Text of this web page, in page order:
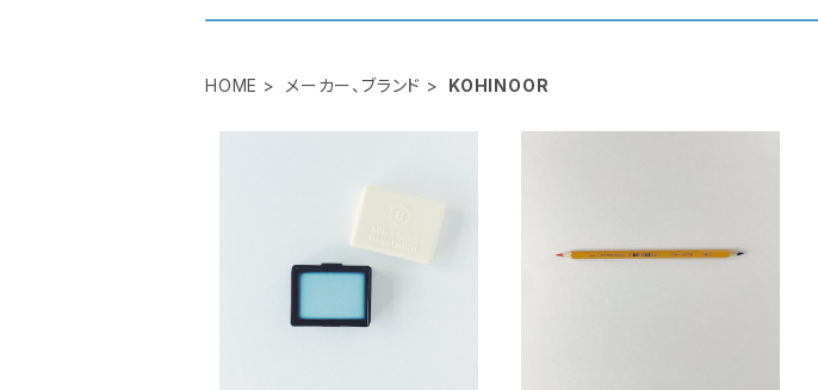
HOME メーカー、ブランド KOHINOOR